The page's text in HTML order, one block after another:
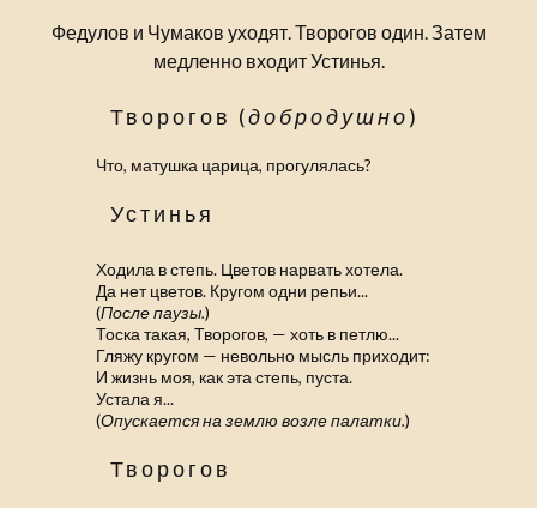
Федулов и Чумаков уходят. Творогов один. Затем
медленно входит Устинья.
Творогов (добродушно)
Что, матушка царица, прогулялась?
Устинья
Ходила в степь. Цветов нарвать хотела.
Да нет цветов. Кругом одни репьи...
(После паузы.)
Тоска такая, Творогов, — хоть в петлю...
Гляжу кругом — невольно мысль приходит:
И жизнь моя, как эта степь, пуста.
Устала я...
(Опускается на землю возле палатки.)
Творогов